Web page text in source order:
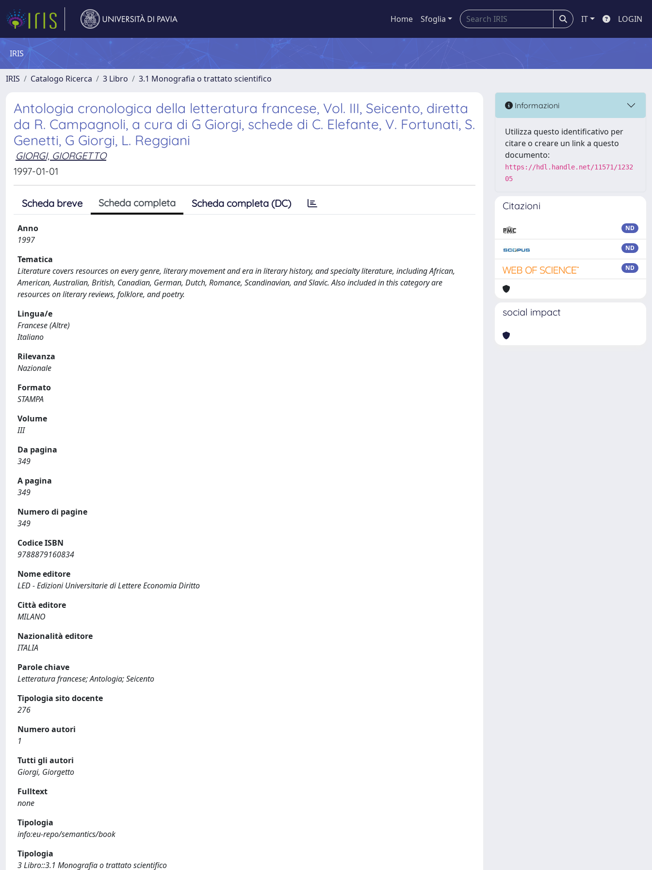
Home Sfoglia IT LOGIN
IRIS
IRIS Catalogo Ricerca 3 Libro 3.1 Monografia o trattato scientifico
Antologia cronologica della letteratura francese, Vol. III, Seicento, diretta
da R. Campagnoli, a cura di G Giorgi, schede di C. Elefante, V. Fortunati, S.
Genetti, G Giorgi, L. Reggiani
GIORGI, GIORGETTO
1997-01-01
Scheda breve Scheda completa Scheda completa (DC)
Anno
1997
Tematica
Literature covers resources on every genre, literary movement and era in literary history, and specialty literature, including African,
American, Australian, British, Canadian, German, Dutch, Romance, Scandinavian, and Slavic. Also included in this category are
resources on literary reviews, folklore, and poetry.
Lingua/e
Francese (Altre)
Italiano
Rilevanza
Nazionale
Formato
STAMPA
Volume
III
Da pagina
349
A pagina
349
Numero di pagine
349
Codice ISBN
9788879160834
Nome editore
LED - Edizioni Universitarie di Lettere Economia Diritto
Città editore
MILANO
Nazionalità editore
ITALIA
Parole chiave
Letteratura francese; Antologia; Seicento
Tipologia sito docente
276
Numero autori
1
Tutti gli autori
Giorgi, Giorgetto
Fulltext
none
Tipologia
info:eu-repo/semantics/book
Tipologia
3 Libro::3.1 Monografia o trattato scientifico
Informazioni
Utilizza questo identificativo per
citare o creare un link a questo
documento:
https://hdl.handle.net/11571/1232
05
Citazioni
ND
ND
ND
social impact